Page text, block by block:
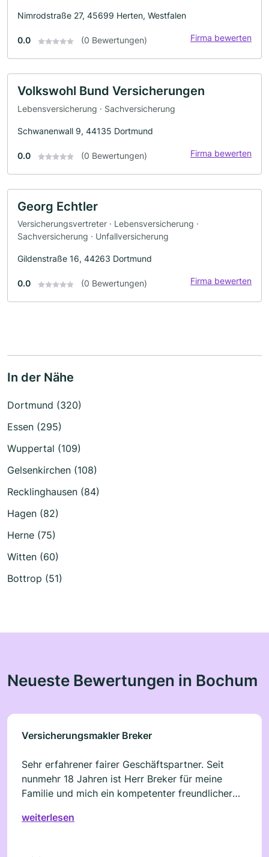
Nimrodstraße 27, 45699 Herten, Westfalen
0.0 (0 Bewertungen) Firma bewerten
Volkswohl Bund Versicherungen
Lebensversicherung · Sachversicherung
Schwanenwall 9, 44135 Dortmund
0.0 (0 Bewertungen) Firma bewerten
Georg Echtler
Versicherungsvertreter · Lebensversicherung ·
Sachversicherung · Unfallversicherung
Gildenstraße 16, 44263 Dortmund
0.0 (0 Bewertungen) Firma bewerten
In der Nähe
Dortmund (320)
Essen (295)
Wuppertal (109)
Gelsenkirchen (108)
Recklinghausen (84)
Hagen (82)
Herne (75)
Witten (60)
Bottrop (51)
Neueste Bewertungen in Bochum
Versicherungsmakler Breker
Sehr erfahrener fairer Geschäftspartner. Seit
nunmehr 18 Jahren ist Herr Breker für meine
Familie und mich ein kompetenter freundlicher
Versicherungs- und Rentenangelegenheiten.
weiterlesen